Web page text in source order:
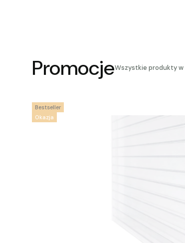
PromocjeWszystkie produkty w
Okazja
Bestseller